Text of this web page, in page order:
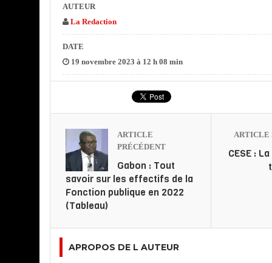
gabonais, la…
AUTEUR
La Redaction
DATE
19 novembre 2023 à 12 h 08 min
ARTICLE
PRÉCÉDENT
Gabon : Tout
savoir sur les effectifs de la
Fonction publique en 2022
(Tableau)
ARTICLE
CESE :
APROPOS DE L AUTEUR